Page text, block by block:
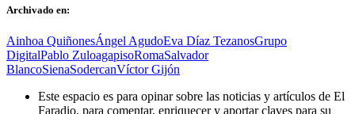
Archivado en:
Ainhoa QuiñonesÁngel AgudoEva Díaz TezanosGrupo
DigitalPablo ZuloagapisoRomaSalvador
BlancoSienaSodercanVíctor Gijón
Este espacio es para opinar sobre las noticias y artículos de El
Faradio, para comentar, enriquecer y aportar claves para su